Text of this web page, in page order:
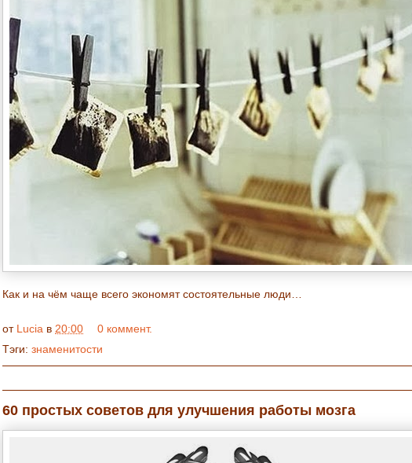
Как и на чём чаще всего экономят состоятельные люди…
от Lucia в 20:00
0 коммент.
Тэги: знаменитости
60 простых советов для улучшения работы мозга